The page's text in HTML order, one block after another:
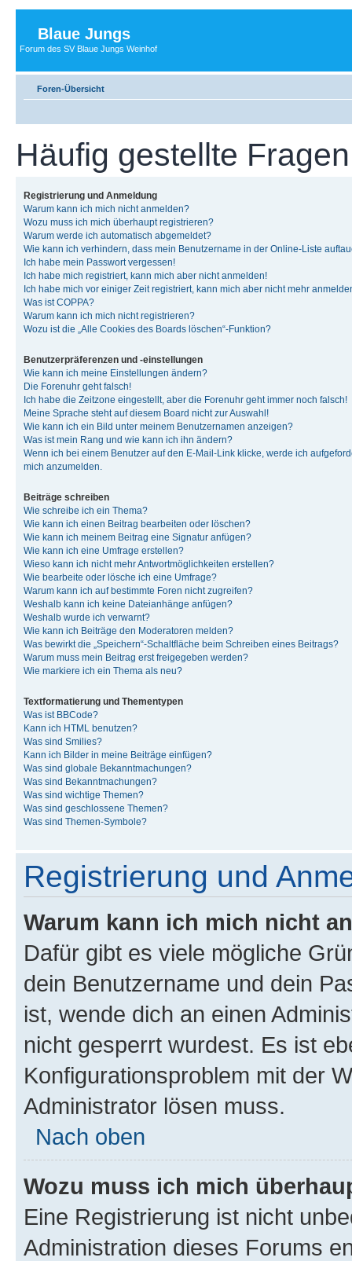
Blaue Jungs
Forum des SV Blaue Jungs Weinhof
Foren-Übersicht
Häufig gestellte Fragen
Registrierung und Anmeldung
Warum kann ich mich nicht anmelden?
Wozu muss ich mich überhaupt registrieren?
Warum werde ich automatisch abgemeldet?
Wie kann ich verhindern, dass mein Benutzername in der Online-Liste
Ich habe mein Passwort vergessen!
Ich habe mich registriert, kann mich aber nicht anmelden!
Ich habe mich vor einiger Zeit registriert, kann mich aber nicht mehr
Was ist COPPA?
Warum kann ich mich nicht registrieren?
Wozu ist die „Alle Cookies des Boards löschen“-Funktion?
Benutzerpräferenzen und -einstellungen
Wie kann ich meine Einstellungen ändern?
Die Forenuhr geht falsch!
Ich habe die Zeitzone eingestellt, aber die Forenuhr geht immer noch falsch!
Meine Sprache steht auf diesem Board nicht zur Auswahl!
Wie kann ich ein Bild unter meinem Benutzernamen anzeigen?
Was ist mein Rang und wie kann ich ihn ändern?
Wenn ich bei einem Benutzer auf den E-Mail-Link klicke, werde ich
mich anzumelden.
Beiträge schreiben
Wie schreibe ich ein Thema?
Wie kann ich einen Beitrag bearbeiten oder löschen?
Wie kann ich meinem Beitrag eine Signatur anfügen?
Wie kann ich eine Umfrage erstellen?
Wieso kann ich nicht mehr Antwortmöglichkeiten erstellen?
Wie bearbeite oder lösche ich eine Umfrage?
Warum kann ich auf bestimmte Foren nicht zugreifen?
Weshalb kann ich keine Dateianhänge anfügen?
Weshalb wurde ich verwarnt?
Wie kann ich Beiträge den Moderatoren melden?
Was bewirkt die „Speichern“-Schaltfläche beim Schreiben eines Beitrags?
Warum muss mein Beitrag erst freigegeben werden?
Wie markiere ich ein Thema als neu?
Textformatierung und Thementypen
Was ist BBCode?
Kann ich HTML benutzen?
Was sind Smilies?
Kann ich Bilder in meine Beiträge einfügen?
Was sind globale Bekanntmachungen?
Was sind Bekanntmachungen?
Was sind wichtige Themen?
Was sind geschlossene Themen?
Was sind Themen-Symbole?
Registrierung und
Warum kann ich mich nicht
Dafür gibt es viele mögliche
dein Benutzername und dein
ist, wende dich an einen
nicht gesperrt wurdest. Es ist
Konfigurationsproblem mit der
Administrator lösen muss.
Nach oben
Wozu muss ich mich
Eine Registrierung ist nicht
Administration dieses Forums